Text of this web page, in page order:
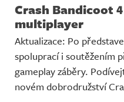
Crash Bandicoot
multiplayer
Aktualizace: Po
spoluprací i soutěžením
gameplay záběry.
novém dobrodružství